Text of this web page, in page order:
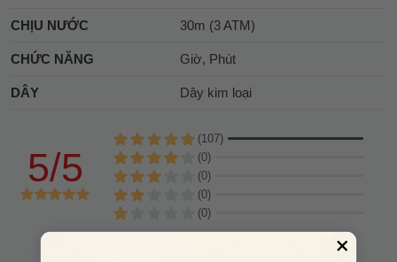
CHỊU NƯỚC 30m (3 ATM)
CHỨC NĂNG Giờ, Phút
DÂY Dây kim loại
5/5
(107)
(0)
(0)
(0)
(0)